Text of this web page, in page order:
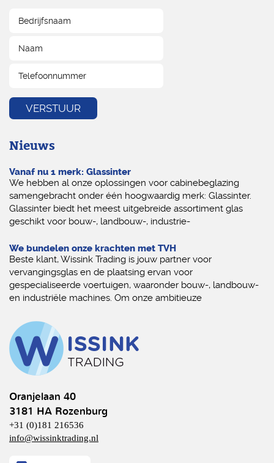
Nieuws
Vanaf nu 1 merk: Glassinter
We hebben al onze oplossingen voor cabinebeglazing
samengebracht onder één hoogwaardig merk: Glassinter.
Glassinter biedt het meest uitgebreide assortiment glas
geschikt voor bouw-, landbouw-, industrie-
We bundelen onze krachten met TVH
Beste klant, Wissink Trading is jouw partner voor
vervangingsglas en de plaatsing ervan voor
gespecialiseerde voertuigen, waaronder bouw-, landbouw-
en industriële machines. Om onze ambitieuze
Oranjelaan 40
3181 HA Rozenburg
+31 (0)181 216536
info@wissinktrading.nl